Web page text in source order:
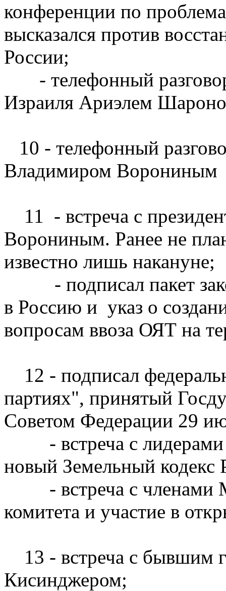
конференции по
высказался против
России;
- телефонный
Израиля Ариэлем
10 - телефонный
Владимиром Ворониным
11 - встреча с
Ворониным. Ранее не
известно лишь накануне;
- подписал пакет
в Россию и указ о
вопросам ввоза ОЯТ на
12 - подписал
партиях", принятый
Советом Федерации 29
- встреча с лидерами
новый Земельный кодекс
- встреча с членами
комитета и участие в
13 - встреча с бывшим
Кисинджером;